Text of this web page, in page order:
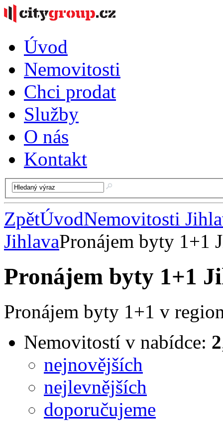
Úvod
Nemovitosti
Chci prodat
Služby
O nás
Kontakt
ZpětÚvodNemovitosti
JihlavaPronájem byty 1+1
Pronájem byty 1+1
Pronájem byty 1+1 v
Nemovitostí v nabídce: 2
nejnovějších
nejlevnějších
doporučujeme